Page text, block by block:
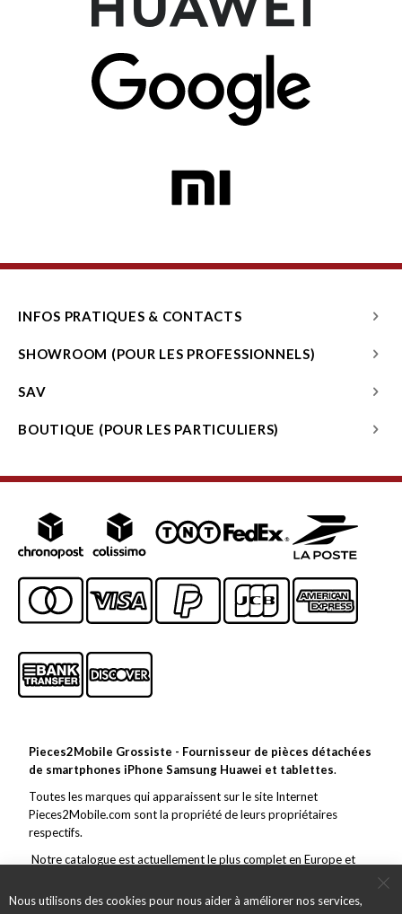
INFOS PRATIQUES & CONTACTS
SHOWROOM (POUR LES PROFESSIONNELS)
SAV
BOUTIQUE (POUR LES PARTICULIERS)
Pieces2Mobile Grossiste - Fournisseur de pièces détachées
de smartphones iPhone Samsung Huawei et tablettes.
Toutes les marques qui apparaissent sur le site Internet
Pieces2Mobile.com sont la propriété de leurs propriétaires
respectifs.
Notre catalogue est actuellement le plus complet en Europe et
marge de ce vaste choix, nous nous efforçons de toujours offrir un
Nous utilisons des cookies pour nous aider à améliorer nos services,